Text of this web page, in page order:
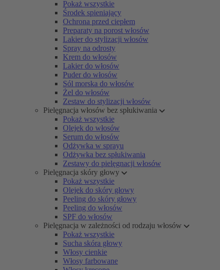
Pokaż wszystkie
Środek spieniający
Ochrona przed ciepłem
Preparaty na porost włosów
Lakier do stylizacji włosów
Spray na odrosty
Krem do włosów
Lakier do włosów
Puder do włosów
Sól morska do włosów
Żel do włosów
Zestaw do stylizacji włosów
Pielęgnacja włosów bez spłukiwania
Pokaż wszystkie
Olejek do włosów
Serum do włosów
Odżywka w sprayu
Odżywka bez spłukiwania
Zestawy do pielęgnacji włosów
Pielęgnacja skóry głowy
Pokaż wszystkie
Olejek do skóry głowy
Peeling do skóry głowy
Peeling do włosów
SPF do włosów
Pielęgnacja w zależności od rodzaju włosów
Pokaż wszystkie
Sucha skóra głowy
Włosy cienkie
Włosy farbowane